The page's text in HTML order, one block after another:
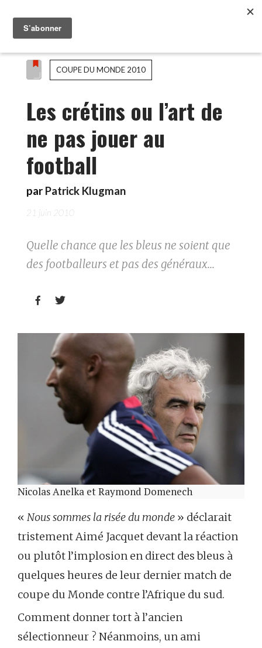
COUPE DU MONDE 2010
Les crétins ou l’art de
ne pas jouer au
football
par Patrick Klugman
21 juin 2010
Quelle chance que les bleus ne soient que
des footballeurs et pas des généraux...
 
Nicolas Anelka et Raymond Domenech
« Nous sommes la risée du monde » déclarait
tristement Aimé Jacquet devant la réaction
ou plutôt l’implosion en direct des bleus à
quelques heures de leur dernier match de
coupe du Monde contre l’Afrique du sud.
Comment donner tort à l’ancien
sélectionneur ? Néanmoins, un ami